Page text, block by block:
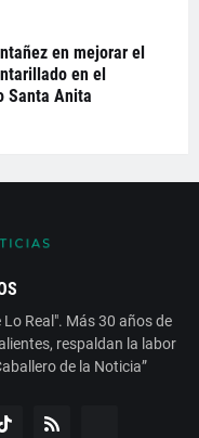
en mejorar el
en el
Santa Anita
Real". Más 30 años de
respaldan la labor
de la Noticia”